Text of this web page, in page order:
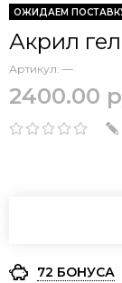
ОЖИДАЕМ
Акрил
Артикул: —
2400.00
72 БОНУСА